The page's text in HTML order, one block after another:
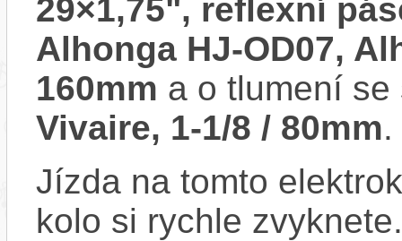
29×1,75", reflexní
Alhonga HJ-OD07,
160mm a o tlumení
Vivaire, 1-1/8 / 80mm.
Jízda na tomto
kolo si rychle zvyknete.